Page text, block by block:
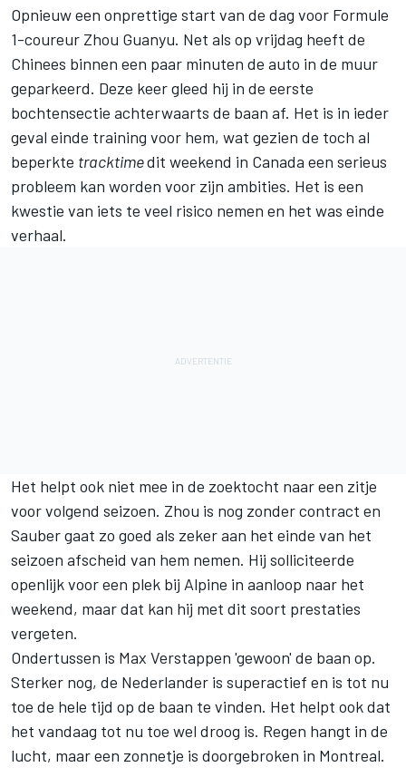
Opnieuw een onprettige start van de dag voor Formule
1-coureur Zhou Guanyu. Net als op vrijdag heeft de
Chinees binnen een paar minuten de auto in de muur
geparkeerd. Deze keer gleed hij in de eerste
bochtensectie achterwaarts de baan af. Het is in ieder
geval einde training voor hem, wat gezien de toch al
beperkte tracktimedit weekend in Canada een serieus
probleem kan worden voor zijn ambities. Het is een
kwestie van iets te veel risico nemen en het was einde
verhaal.
Het helpt ook niet mee in de zoektocht naar een zitje
voor volgend seizoen. Zhou is nog zonder contract en
Saubergaat zo goed als zeker aan het einde van het
seizoen afscheid van hem nemen. Hij solliciteerde
openlijk voor een plek bij Alpine in aanloop naar het
weekend, maar dat kan hij met dit soort prestaties
vergeten.
Ondertussen is Max Verstappen 'gewoon' de baan op.
Sterker nog, de Nederlander is superactief en is tot nu
toe de hele tijd op de baan te vinden. Het helpt ook dat
het vandaag tot nu toe wel droog is. Regen hangt in de
lucht, maar een zonnetje is doorgebroken in Montreal.